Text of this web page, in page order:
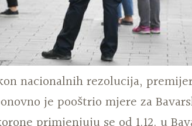
nacionalnih rezolucija,
je pooštrio mjere za